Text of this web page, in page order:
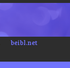
beibl.net